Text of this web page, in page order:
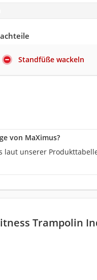
Standfüße wackeln
von MaXimus?
unserer
Trampolin